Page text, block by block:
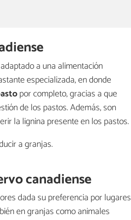
a una alimentación
especializada, en donde
por completo, gracias a que
de los pastos. Además, son
la lignina presente en los pastos.
a granjas.
canadiense
dada su preferencia por lugares
en granjas como animales